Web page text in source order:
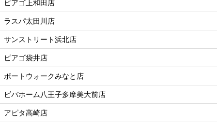
ピアゴ上和田店
ラスパ太田川店
サンストリート浜北店
ピアゴ袋井店
ポートウォークみなと店
ビバホーム八王子多摩美大前店
アピタ高崎店